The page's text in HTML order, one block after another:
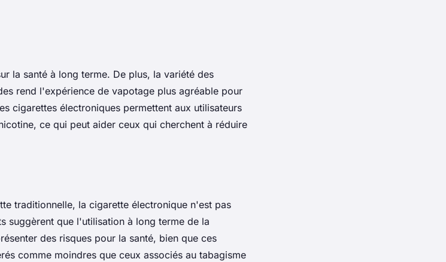
la santé à long terme. De plus, la variété des
rend l'expérience de vapotage plus agréable pour
cigarettes électroniques permettent aux utilisateurs
ce qui peut aider ceux qui cherchent à réduire
traditionnelle, la cigarette électronique n'est pas
suggèrent que l'utilisation à long terme de la
des risques pour la santé, bien que ces
comme moindres que ceux associés au tabagisme